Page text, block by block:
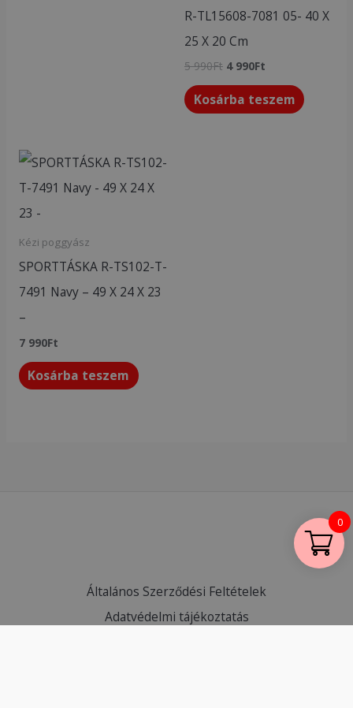
R-TL15608-7081 05- 40 X
25 X 20 Cm
5 990Ft 4 990Ft
Kosárba teszem
Kézi poggyász
SPORTTÁSKA R-TS102-T-
7491 Navy – 49 X 24 X 23
–
7 990Ft
Kosárba teszem
Általános Szerződési Feltételek
Adatvédelmi tájékoztatás
0